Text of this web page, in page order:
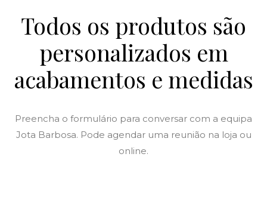
Todos os produtos são
personalizados em
acabamentos e medidas
Preencha o formulário para conversar com a equipa
Jota Barbosa. Pode agendar uma reunião na loja ou
online.